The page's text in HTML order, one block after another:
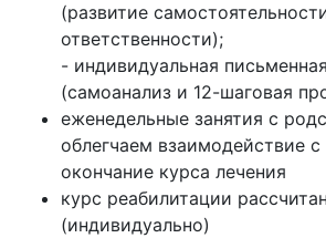
(развитие
ответственности);
- индивидуальная
(самоанализ и 12-шаговая
еженедельные занятия с
облегчаем взаимодействие
окончание курса лечения
курс реабилитации
(индивидуально)